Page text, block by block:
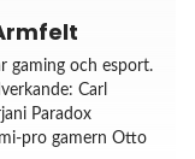
gaming och esport.
Carl
Paradox
pro gamern Otto